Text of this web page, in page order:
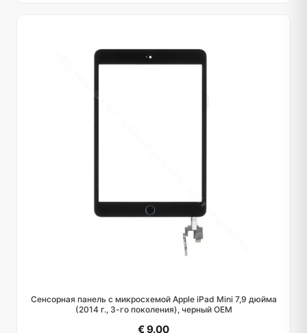
Сенсорная панель с микросхемой Apple iPad Mini 7,9 дюйма
(2014 г., 3-го поколения), черный OEM
€ 9.00